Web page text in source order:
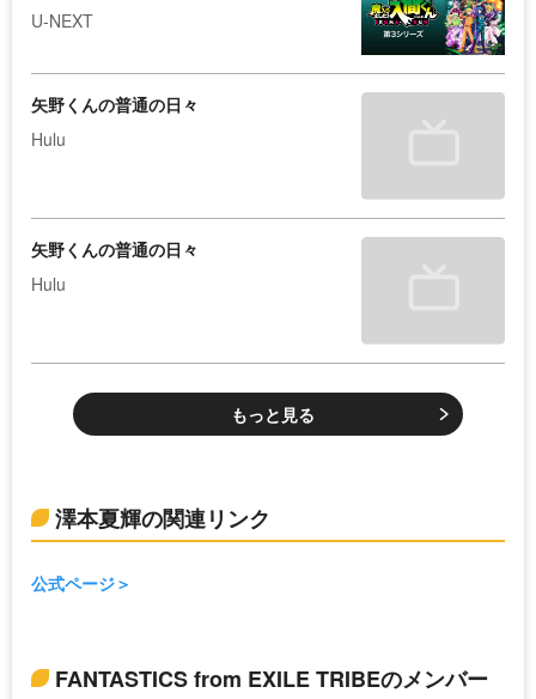
U-NEXT
矢野くんの普通の日々
Hulu
矢野くんの普通の日々
Hulu
もっと見る
澤本夏輝の関連リンク
公式ページ
FANTASTICS from EXILE TRIBEのメンバー